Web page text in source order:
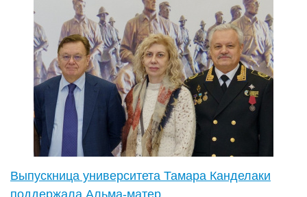
Выпускница университета Тамара Канделаки
поддержала Альма-матер